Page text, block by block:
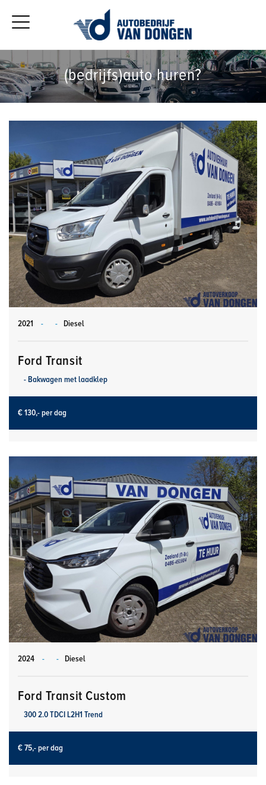
(bedrijfs)auto huren?
2021 - - Diesel
Ford Transit
- Bakwagen met laadklep
€ 130,- per dag
2024 - - Diesel
Ford Transit Custom
300 2.0 TDCI L2H1 Trend
€ 75,- per dag